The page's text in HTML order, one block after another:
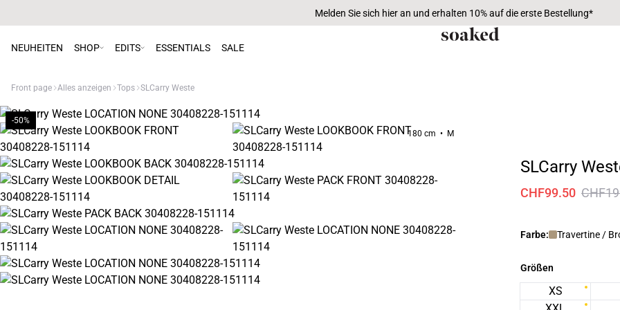
Melden Sie sich hier an und erhalten 10% auf die erste Bestellung*
NEUHEITEN SHOP EDITS ESSENTIALS SALE
Front page Alles anzeigen Tops SLCarry Weste
180 cm • M
-50%
SLCarry
CHF99.50
Farbe: Travertine /
Größen
XS